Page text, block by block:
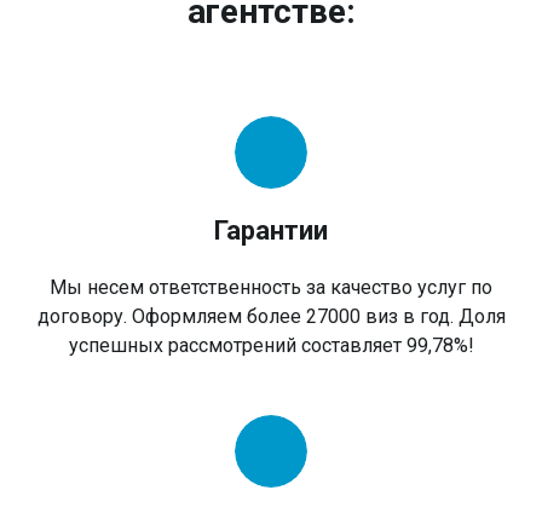
агентстве:
Гарантии
Мы несем ответственность за качество услуг по
договору. Оформляем более 27000 виз в год. Доля
успешных рассмотрений составляет 99,78%!